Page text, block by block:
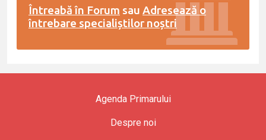
Întreabă în Forum sau Adresează o
întrebare specialiștilor noștri
Agenda Primarului
Despre noi